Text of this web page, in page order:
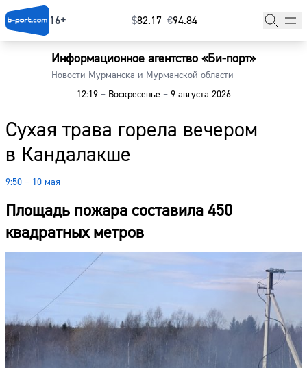
16+ $⁠82.17 €⁠94.84
Информационное агентство «Би-порт»
Новости Мурманска и Мурманской области
12:19 –Воскресенье –9 августа 2026
Сухая трава горела вечером
в Кандалакше
9:50 – 10 мая
Площадь пожара составила 450
квадратных метров
Главная
Наши гости
Фоторепортажи
Погода
Курсы валют